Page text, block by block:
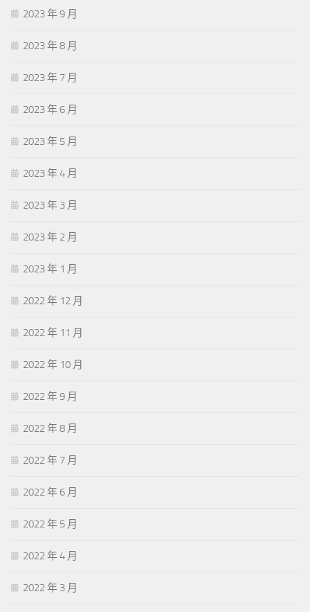
2023 年 9 月
2023 年 8 月
2023 年 7 月
2023 年 6 月
2023 年 5 月
2023 年 4 月
2023 年 3 月
2023 年 2 月
2023 年 1 月
2022 年 12 月
2022 年 11 月
2022 年 10 月
2022 年 9 月
2022 年 8 月
2022 年 7 月
2022 年 6 月
2022 年 5 月
2022 年 4 月
2022 年 3 月